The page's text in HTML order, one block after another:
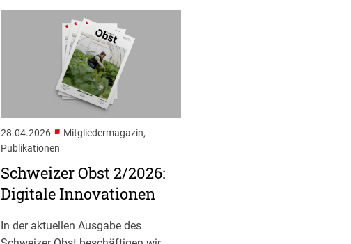
28.04.2026 ■ Mitgliedermagazin,
Publikationen
Schweizer Obst 2/2026:
Digitale Innovationen
In der aktuellen Ausgabe des